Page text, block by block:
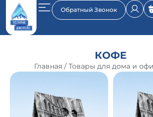
Обратный Звонок
КОФЕ
Главная / Товары для дома и